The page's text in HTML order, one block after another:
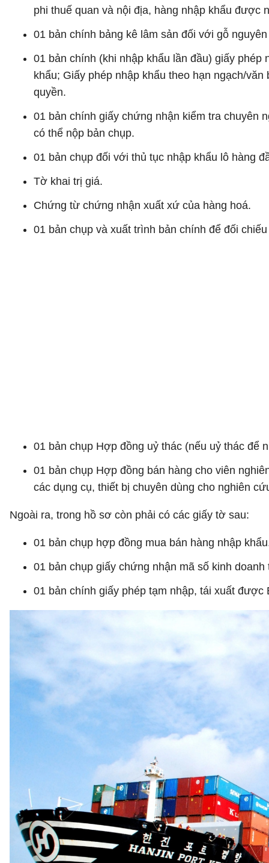
phi thuế quan và nội địa, hàng nhập khẩu
01 bản chính bảng kê lâm sản đối với gỗ
01 bản chính (khi nhập khẩu lần đầu) giấy
khẩu; Giấy phép nhập khẩu theo hạn ngạch/
quyền.
01 bản chính giấy chứng nhận kiểm tra chuyên
có thể nộp bản chụp.
01 bản chụp đối với thủ tục nhập khẩu lô hàng
Tờ khai trị giá.
Chứng từ chứng nhận xuất xứ của hàng hoá.
01 bản chụp và xuất trình bản chính để đối
01 bản chụp Hợp đồng uỷ thác (nếu uỷ thác để
01 bản chụp Hợp đồng bán hàng cho viên
các dụng cụ, thiết bị chuyên dùng cho nghiên
Ngoài ra, trong hồ sơ còn phải có các giấy tờ sau:
01 bản chụp hợp đồng mua bán hàng nhập
01 bản chụp giấy chứng nhận mã số kinh
01 bản chính giấy phép tạm nhập, tái xuất